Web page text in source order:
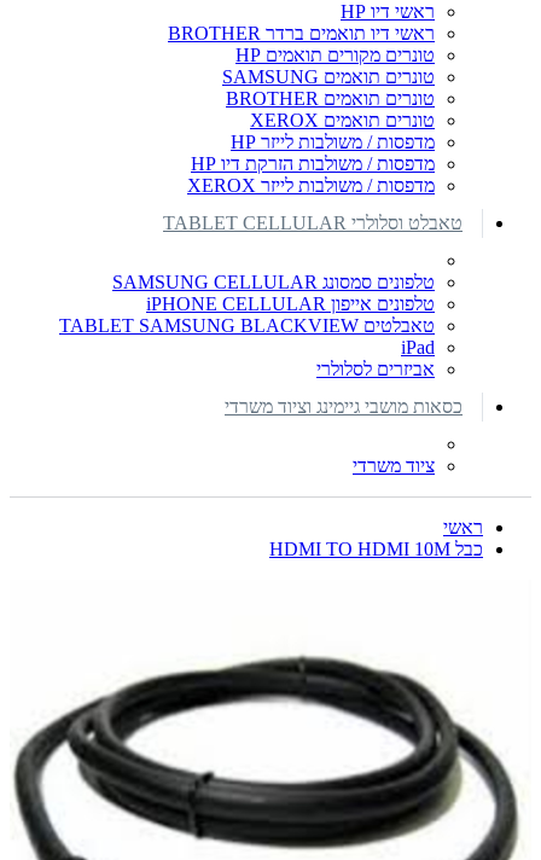
ראשי דיו HP
ראשי דיו תואמים ברדר BROTHER
טונרים מקורים תואמים HP
טונרים תואמים SAMSUNG
טונרים תואמים BROTHER
טונרים תואמים XEROX
מדפסות / משולבות לייזר HP
מדפסות / משולבות הזרקת דיו HP
מדפסות / משולבות לייזר XEROX
טאבלט וסלולרי TABLET CELLULAR
טלפונים סמסונג SAMSUNG CELLULAR
טלפונים אייפון iPHONE CELLULAR
טאבלטים TABLET SAMSUNG BLACKVIEW
iPad
אביזרים לסלולרי
כסאות מושבי גיימינג וציוד משרדי
ציוד משרדי
ראשי
כבל HDMI TO HDMI 10M